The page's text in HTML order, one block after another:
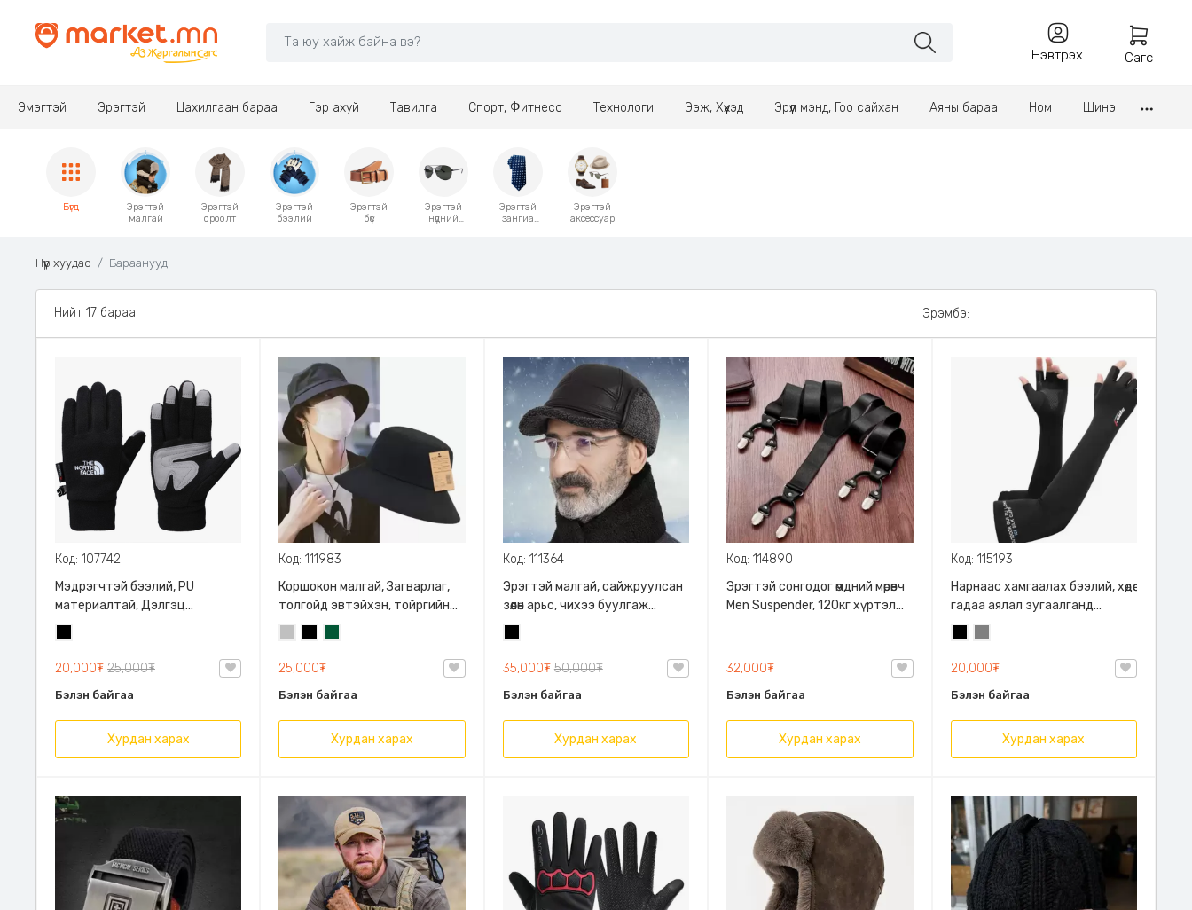
Нэвтрэх Сагс
Эмэгтэй Эрэгтэй Цахилгаан бараа Гэр ахуй Тавилга Спорт, Фитнесс Технологи Ээж, Хүүхэд Эрүүл мэнд, Гоо сайхан Аяны бараа Ном Шинэ
Бүгд
Эрэгтэй
малгай
Эрэгтэй
ороолт
Эрэгтэй
бээлий
Эрэгтэй
бүс
Эрэгтэй
нүдний
Эрэгтэй
зангиа
Эрэгтэй
аксессуар
Нүүр хуудас Бараанууд
Нийт 17 бараа Эрэмбэ:
Код: 107742
Мэдрэгчтэй бээлий, PU
материалтай, Дэлгэц
мэдрэгчтэй бээлий THE NORTH
FACE 4-н улирлын
20,000₮ 25,000₮
Бэлэн байгаа
Хурдан харах
Код: 111983
Коршокон малгай, Загварлаг,
толгойд эвтэйхэн, тойргийн
хэмжээ: M:54-57см L:57-60см
XL:60-63см, хэлбэрээ
хадгалах хатуулгатай
25,000₮
Бэлэн байгаа
Хурдан харах
Код: 111364
Эрэгтэй малгай, сайжруулсан
зөөлөн арьс, чихээ буулгаж
болпог сававчтай үслэг
дотортой дулаахан
35,000₮ 50,000₮
Бэлэн байгаа
Хурдан харах
Код: 114890
Эрэгтэй сонгодог өмдний мөрөвч
Men Suspender, 120кг хүртэл
барьж шувтлахгүй байх
32,000₮
Бэлэн байгаа
Хурдан харах
Код: 115193
Нарнаас хамгаалах бээлий, хөдөө
гадаа аялал зугаалганд
явахдаа өмсөхөд тохиромжтой,
амьсгалдаг материалтай тул
хөлөргөхгүй.
20,000₮
Бэлэн байгаа
Хурдан харах